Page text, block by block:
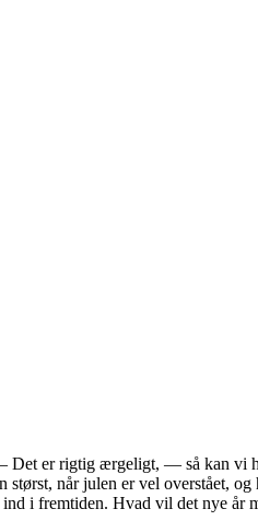
er rigtig ærgeligt, — så kan
når julen er vel overstået,
i fremtiden. Hvad vil det nye år